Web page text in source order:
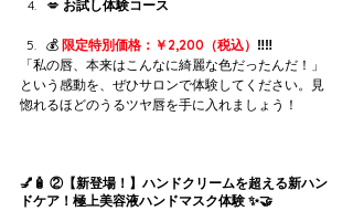
💋 お試し体験コース
💰 限定特別価格：￥2,200（税込） ‼️‼️
「私の唇、本来はこんなに綺麗な色だったんだ！」
という感動を、ぜひサロンで体験してください。見
惚れるほどのうるツヤ唇を手に入れましょう！
💅🧴 ②【新登場！】ハンドクリームを超える新ハン
ドケア！極上美容液ハンドマスク体験 ✨🤝